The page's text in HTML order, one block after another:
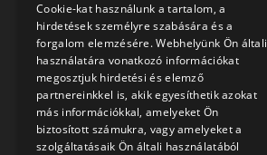
+36 30 370 8866
info@interim.hu
1036 Budapest,
Perc utca 8.4. floor
Cookie-kat használunk a tartalom, a
hirdetések személyre szabására és a
forgalom elemzésére. Webhelyünk Ön általi
használatára vonatkozó információkat
megosztjuk hirdetési és elemző
partnereinkkel is, akik egyesíthetik azokat
más információkkal, amelyeket Ön
biztosított számukra, vagy amelyeket a
szolgáltatásaik Ön általi használatából